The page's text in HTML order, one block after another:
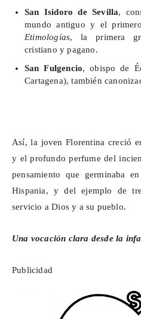
San Isidoro de Sevilla,
mundo antiguo y el
Etimologías, la primera
cristiano y pagano.
San Fulgencio, obispo de
Cartagena), también
Así, la joven Florentina creció
y el profundo perfume del
pensamiento que germinaba
Hispania, y del ejemplo de
servicio a Dios y a su pueblo.
Una vocación clara desde la
Publicidad